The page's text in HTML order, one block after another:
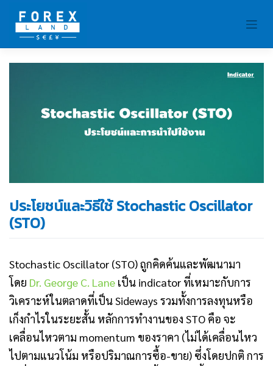
content
ประโยชน์และวิธีใช้ Stochastic Oscillator
(STO)
Stochastic Oscillator (STO) ถูกคิดค้นและพัฒนามา
โดย Dr. George C. Lane เป็น indicator ที่เหมาะกับการ
วิเคราะห์ในตลาดที่เป็น Sideways รวมทั้งการลงทุนหรือ
เก็งกำไรในระยะสั้น หลักการทำงานของ STO คือ จะ
เคลื่อนไหวตาม momentum ของราคา (ไม่ได้เคลื่อนไหว
ไปตามแนวโน้ม หรือปริมาณการซื้อ-ขาย) ซึ่งโดยปกติ การ